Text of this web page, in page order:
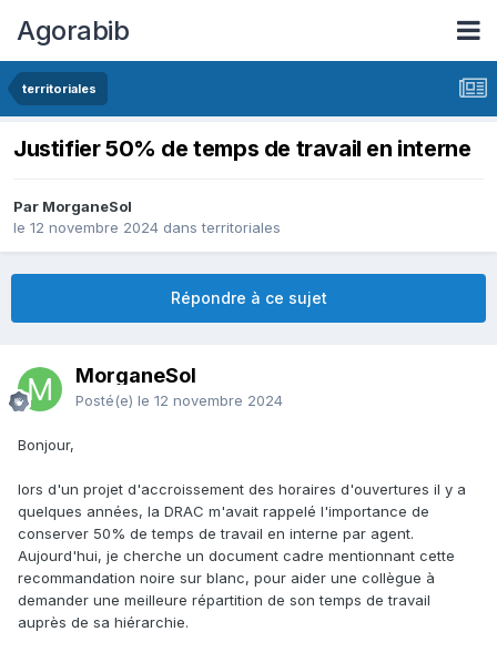
Agorabib
territoriales
Justifier 50% de temps de travail en interne
Par MorganeSol
le 12 novembre 2024 dansterritoriales
Répondre à ce sujet
MorganeSol
Posté(e) le 12 novembre 2024
Bonjour,
lors d'un projet d'accroissement des horaires d'ouvertures il y a
quelques années, la DRAC m'avait rappelé l'importance de
conserver 50% de temps de travail en interne par agent.
Aujourd'hui, je cherche un document cadre mentionnant cette
recommandation noire sur blanc, pour aider une collègue à
demander une meilleure répartition de son temps de travail
auprès de sa hiérarchie.